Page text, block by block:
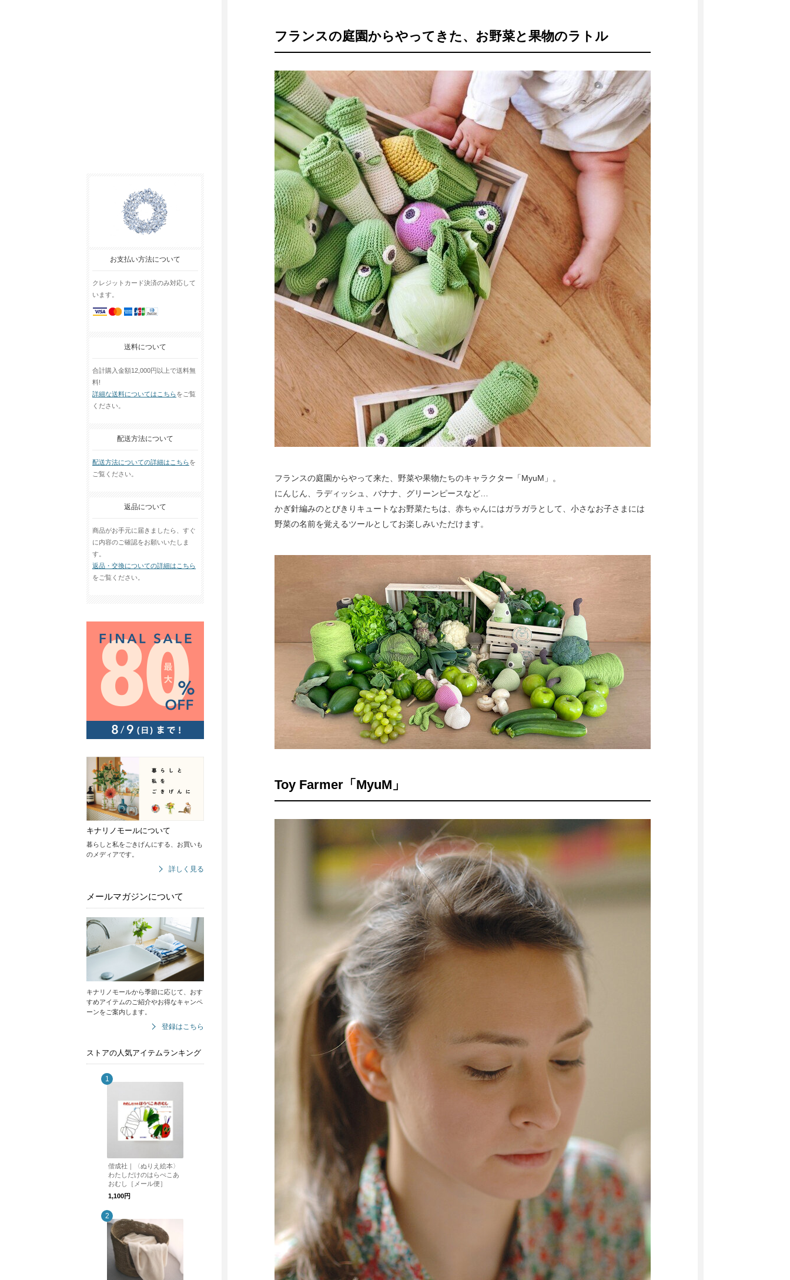
お支払い方法について
クレジットカード決済のみ対応して
います。
送料について
合計購入金額12,000円以上で送料無
料!
詳細な送料についてはこちらをご覧
ください。
配送方法について
配送方法についての詳細はこちらを
ご覧ください。
返品について
商品がお手元に届きましたら、すぐ
に内容のご確認をお願いいたしま
す。
返品・交換についての詳細はこちら
をご覧ください。
キナリノモールについて
暮らしと私をごきげんにする、お買いも
のメディアです。
詳しく見る
メールマガジンについて
キナリノモールから季節に応じて、おす
すめアイテムのご紹介やお得なキャンペ
ーンをご案内します。
登録はこちら
ストアの人気アイテムランキング
偕成社｜〈ぬりえ絵本〉
わたしだけのはらぺこあ
おむし［メール便］
1,100円
フランスの庭園からやってきた、お野菜と果物のラトル
フランスの庭園からやって来た、野菜や果物たちのキャラクター「MyuM」。
にんじん、ラディッシュ、バナナ、グリーンピースなど…
かぎ針編みのとびきりキュートなお野菜たちは、赤ちゃんにはガラガラとして、小さなお子さまには
野菜の名前を覚えるツールとしてお楽しみいただけます。
Toy Farmer「MyuM」